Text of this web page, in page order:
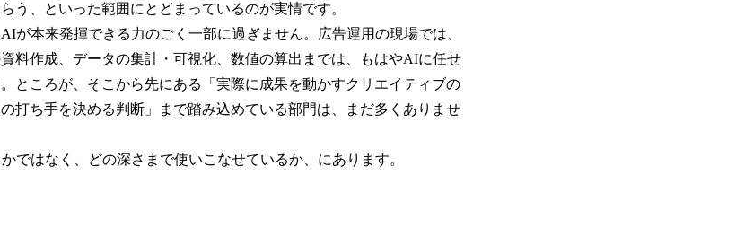
う、といった範囲にとどまっているのが実情です。
が本来発揮できる力のごく一部に過ぎません。広告運用の現場では、
料作成、データの集計・可視化、数値の算出までは、もはやAIに任せ
ところが、そこから先にある「実際に成果を動かすクリエイティブの
打ち手を決める判断」まで踏み込めている部門は、まだ多くありませ
ではなく、どの深さまで使いこなせているか、にあります。